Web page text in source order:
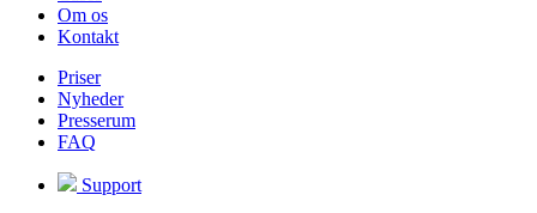
Om os
Kontakt
Priser
Nyheder
Presserum
FAQ
Support